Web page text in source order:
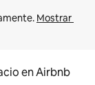
Mostrar
en Airbnb